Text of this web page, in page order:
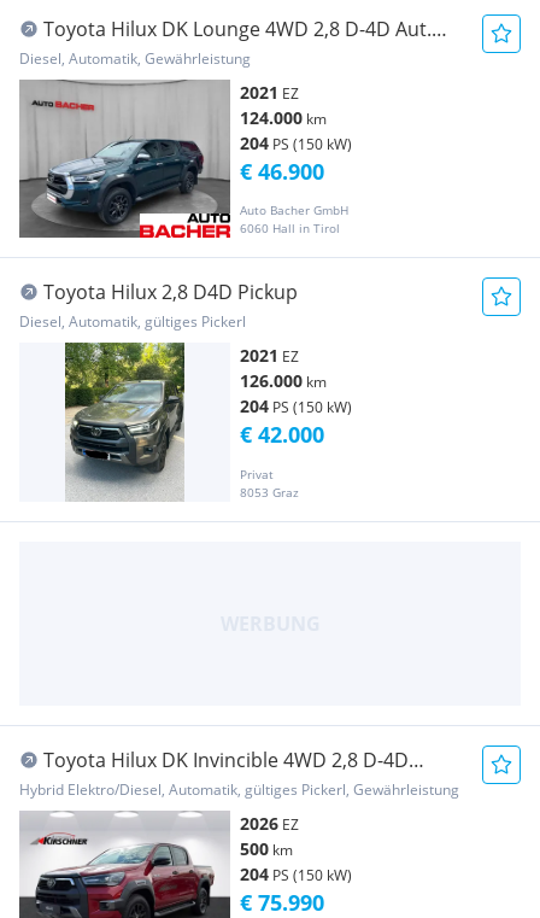
Toyota Hilux DK Lounge 4WD 2,8 D-4D Aut.
Pickup
Diesel, Automatik, Gewährleistung
2021 EZ
124.000 km
204 PS (150 kW)
Auto Bacher GmbH
6060 Hall in Tirol
€ 46.900
Toyota Hilux 2,8 D4D Pickup
Diesel, Automatik, gültiges Pickerl
2021 EZ
126.000 km
204 PS (150 kW)
Privat
8053 Graz
€ 42.000
Toyota Hilux DK Invincible 4WD 2,8 D-4D
MHEV Aut. Pickup
Hybrid Elektro/Diesel, Automatik, gültiges Pickerl, Gewährleistung
2026 EZ
500 km
204 PS (150 kW)
€ 75.990